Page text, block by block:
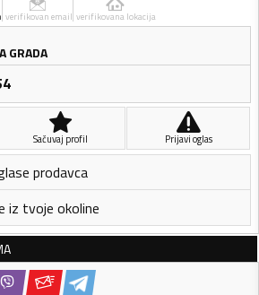
verifikovan email verifikovana lokacija
GRADA
Sačuvaj profil Prijavi oglas
prodavca
iz tvoje okoline